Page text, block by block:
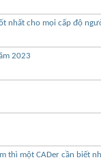
nhất cho mọi cấp độ
2023
thì một CADer cần biết